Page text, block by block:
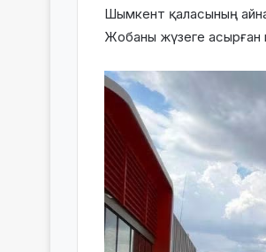
Шымкент қаласының
Жобаны жүзеге